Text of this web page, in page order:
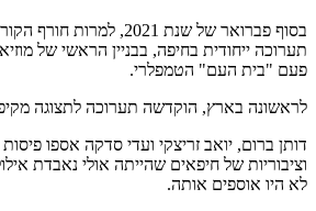
בסוף פברואר של שנת 2021,
תערוכה ייחודית בחיפה, בבניין הראשי של
פעם "בית העם" הטמפלרי.
לראשונה בארץ, הוקדשה תערוכה לתצוגה
דותן ברום, יואב זריצקי ועדי סדקה אספו
וציבוריות של חיפאים שהייתה אולי נאבדת
לא היו אוספים אותה.